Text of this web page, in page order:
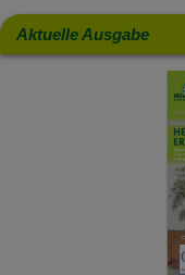
Aktuelle Ausgabe